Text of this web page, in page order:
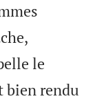
le
bien rendu